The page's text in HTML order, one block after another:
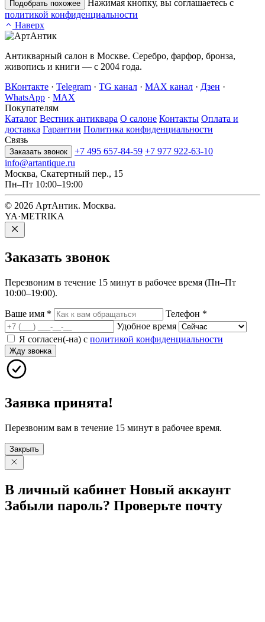
Подобрать похожее
Нажимая кнопку, вы соглашаетесь с
политикой конфиденциальности
Наверх
Антикварный салон в Москве. Серебро, фарфор, бронза,
живопись и книги — с 2004 года.
ВКонтакте · Telegram · TG канал · MAX канал · Дзен ·
WhatsApp · MAX
Покупателям
Каталог Вестник антиквара О салоне Контакты Оплата и
доставка Гарантии Политика конфиденциальности
Связь
Заказать звонок +7 495 657-84-59 +7 977 922-63-10
info@artantique.ru
Москва, Скатертный пер., 15
Пн–Пт 10:00–19:00
© 2026 АртАнтик. Москва.
YA·METRIKA
Заказать звонок
Перезвоним в течение 15 минут в рабочее время (Пн–Пт
10:00–19:00).
Ваше имя * Телефон *
Удобное время
Я согласен(-на) с политикой конфиденциальности
Жду звонка
Заявка принята!
Перезвоним вам в течение 15 минут в рабочее время.
Закрыть
В личный кабинет Новый аккаунт
Забыли пароль? Проверьте почту